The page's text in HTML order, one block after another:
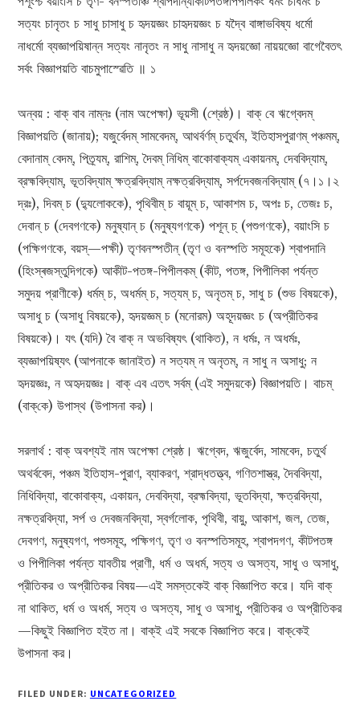
সত্যং চানৃতং চ সাধু চাসাধু চ হৃদয়জ্ঞং চাহৃদয়জ্ঞং চ যদ্বৈ বাঙ্গাভবিষ্য ধর্মো
নাধর্মো ব্যজ্ঞাপয়িষান্ন সত্যং নানৃতং ন সাধু নাসাধু ন হৃদয়জ্ঞো নায়য়জ্ঞো বাগেবৈতৎ
সর্বং বিজ্ঞাপয়তি বাচমুপাস্ৱেতি ॥ ১
অন্বয় : বাক্ বাব নাম্নঃ (নাম অপেক্ষা) ভূয়সী (শ্রেষ্ঠ)। বাক্ বে ঋগ্বেদম্
বিজ্ঞাপয়তি (জানায়); যজুর্বেদম্ সামবেদম্, আথর্বর্ণম্ চতুর্থম, ইতিহাসপুরাণম্ পঞ্চমম্,
বেদানাম্ বেদম্, পিত্র্যম্, রাশিম্, দৈবম্ নিধিম্ বাকোবাক্যম্ একায়নম্, দেববিদ্যাম্,
ব্রহ্মবিদ্যাম্, ভূতবিদ্যাম্ ক্ষত্রবিদ্যাম্ নক্ষত্রবিদ্যাম্, সর্পদেবজনবিদ্যাম্ (৭।১।২
দ্রঃ), দিবম্ চ (দ্যুলোককে), পৃথিবীম্‌ চ বায়ূম্ চ, আকাশম চ, অপঃ চ, তেজঃ চ,
দেবান্ চ (দেবগণকে) মনুষ্যান্ চ (মনুষ্যগণকে) পশূন্ চ্ (পশুগণকে), বয়াংসি চ
(পক্ষিগণকে, বয়স্—পক্ষী) তৃণবনস্পতীন্ (তৃণ ও বনস্পতি সমূহকে) শ্বাপদানি
(হিংস্ৰজস্তুদিগকে) আকীট-পতঙ্গ-পিপীলকম্ (কীট, পতঙ্গ, পিপীলিকা পর্যন্ত
সমুদয় প্রাণীকে) ধর্মম্ চ, অধর্মম্ চ, সত্যম্ চ, অনৃতম্ চ, সাধু চ (শুভ বিষয়কে),
অসাধু চ (অসাধু বিষয়কে), হৃদয়জ্ঞম্ চ (মনোরম) অহূদয়জ্ঞং চ (অপ্রীতিকর
বিষয়কে)। যৎ (যদি) বৈ বাক্ ন অভবিষ্যৎ (থাকিত), ন ধর্মঃ, ন অধর্মঃ,
ব্যজ্ঞাপয়িষ্যৎ (আপনাকে জানাইত) ন সত্যম্ ন অনৃতম্, ন সাধু ন অসাধু; ন
হৃদয়জ্ঞঃ, ন অহৃদয়জ্ঞঃ। বাক্ এব এতৎ সর্বম্ (এই সমুদয়কে) বিজ্ঞাপয়তি। বাচম্
(বাক্‌কে) উপাস্থ (উপাসনা কর)।
সরলার্থ : বাক্ অবশ্যই নাম অপেক্ষা শ্রেষ্ঠ। ঋগ্বেদ, ঋজুর্বেদ, সামবেদ, চতুর্থ
অথর্ববেদ, পঞ্চম ইতিহাস-পুরাণ, ব্যাকরণ, শ্রাদ্ধতত্ত্ব, গণিতশাস্ত্র, দৈববিদ্যা,
নিধিবিদ্যা, বাকোবাক্য, একায়ন, দেববিদ্যা, ব্রহ্মবিদ্যা, ভূতবিদ্যা, ক্ষত্রবিদ্যা,
নক্ষত্রবিদ্যা, সর্প ও দেবজনবিদ্যা, স্বর্গলোক, পৃথিবী, বায়ু, আকাশ, জল, তেজ,
দেবগণ, মনুষ্যগণ, পশুসমূহ, পক্ষিগণ, তৃণ ও বনস্পতিসমূহ, শ্বাপদগণ, কীটপতঙ্গ
ও পিপীলিকা পর্যন্ত যাবতীয় প্রাণী, ধর্ম ও অধর্ম, সত্য ও অসত্য, সাধু ও অসাধু,
প্রীতিকর ও অপ্রীতিকর বিষয়—এই সমস্তকেই বাক্ বিজ্ঞাপিত করে। যদি বাক্
না থাকিত, ধর্ম ও অধর্ম, সত্য ও অসত্য, সাধু ও অসাধু, প্রীতিকর ও অপ্রীতিকর
—কিছুই বিজ্ঞাপিত হইত না। বাক্ই এই সবকে বিজ্ঞাপিত করে। বাক্‌কেই
উপাসনা কর।
FILED UNDER: UNCATEGORIZED